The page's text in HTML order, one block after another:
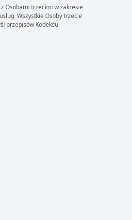
Osobami trzecimi w zakresie
Wszystkie Osoby trzecie
przepisów Kodeksu